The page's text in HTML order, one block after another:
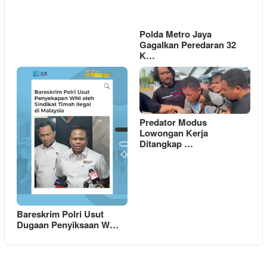
Polda Metro Jaya
Gagalkan Peredaran 32
K…
Bareskrim Polri Usut
Dugaan Penyiksaan W…
Predator Modus
Lowongan Kerja
Ditangkap …